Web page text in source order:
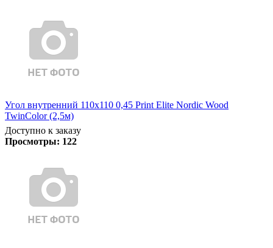
Угол внутренний 110х110 0,45 Print Elite Nordic Wood
TwinColor (2,5м)
Доступно к заказу
Просмотры: 122